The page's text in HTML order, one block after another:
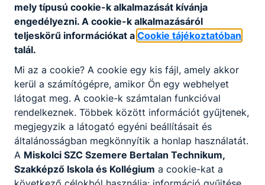
történelem, magyar
csornokszilardpeter​
Osztályfőnök:
1/9.I
Fogadó óra:
-
Fekete Ágnes
oktató
mely típusú cookie-k alkalmazását kívánja
engedélyezni. A cookie-k alkalmazásáról
teljeskörű információkat a Cookie tájékoztatóban
talál.
Mi az a cookie? A cookie egy kis fájl, amely akkor
kerül a számítógépre, amikor Ön egy webhelyet
látogat meg. A cookie-k számtalan funkcióval
rendelkeznek. Többek között információt gyűjtenek,
megjegyzik a látogató egyéni beállításait és
általánosságban megkönnyítik a honlap használatát.
A Miskolci SZC Szemere Bertalan Technikum,
Szakképző Iskola és Kollégium a cookie-kat a